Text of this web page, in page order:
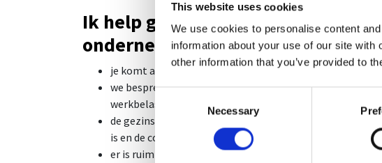
This website uses cookies
We use cookies to personalise content
information about your use of our site
other information that you’ve provided to
Consent
Selection
Necessary
Ik help graag ondernemers | zzp-
ondernemersstellen
je komt alleen of samen, of je partner stapt later
we bespreken de geschiedenis van jouw bedrijf, de
werkbelasting
de gezinsomstandigheden, ieders
is en de combinatie van stressfactoren
er is ruimte om ieders irritaties uit te spreken, als deze